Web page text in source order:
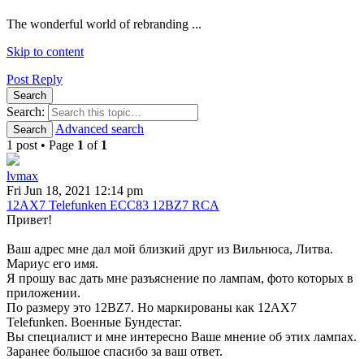
The wonderful world of rebranding ...
Skip to content
Post Reply
Search
Search:
Search
Advanced search
1 post • Page 1 of 1
lvmax
Fri Jun 18, 2021 12:14 pm
12AX7 Telefunken ECC83 12BZ7 RCA
Привет!
Ваш адрес мне дал мой близкий друг из Вильнюса, Литва.
Мариус его имя.
Я прошу вас дать мне разъяснение по лампам, фото которых в
приложении.
По размеру это 12BZ7. Но маркированы как 12AX7
Telefunken. Военные Бундестаг.
Вы специалист и мне интересно Ваше мнение об этих лампах.
Заранее большое спасибо за ваш ответ.